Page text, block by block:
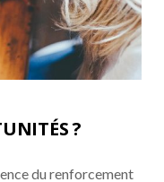
?
du renforcement